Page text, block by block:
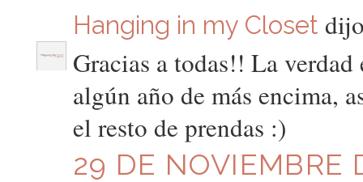
Hanging in my Closet
Gracias a todas!! La
algún año de más encima,
el resto de prendas :)
29 DE NOVIEMBRE